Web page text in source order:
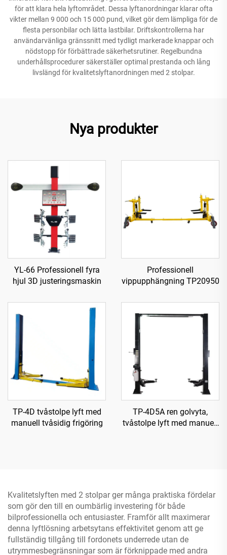
för att klara hela lyftområdet. Dessa lyftanordningar klarar ofta
vikter mellan 9 000 och 15 000 pund, vilket gör dem lämpliga för de
flesta personbilar och lätta lastbilar. Driftskontrollerna har
användarvänliga gränssnitt med tydligt markerade knappar och
nödstopp för förbättrade säkerhetsrutiner. Regelbundna
underhållsprocedurer säkerställer optimal prestanda och lång
livslängd för kvalitetslyftanordningen med 2 stolpar.
Nya produkter
YL-66 Professionell fyra
hjul 3D justeringsmaskin
Professionell
vippupphängning TP20950
TP-4D tvåstolpe lyft med
manuell tvåsidig frigöring
TP-4D5A ren golvyta,
tvåstolpe lyft med manuell
Kvalitetslyften med 2 stolpar ger många praktiska fördelar
som gör den till en oumbärlig investering för både
bilprofessionella och entusiaster. Framför allt maximerar
denna lyftlösning arbetsytans effektivitet genom att ge
fullständig tillgång till fordonets underrede utan de
utrymmesbegränsningar som är förknippade med andra